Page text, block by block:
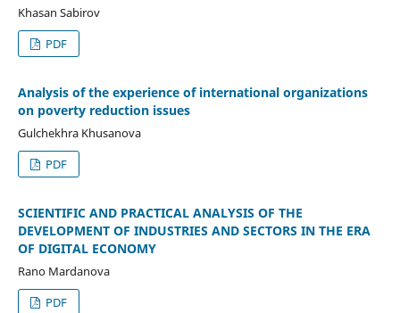
Khasan Sabirov
PDF
Analysis of the experience of international organizations
on poverty reduction issues
Gulchekhra Khusanova
PDF
SCIENTIFIC AND PRACTICAL ANALYSIS OF THE
DEVELOPMENT OF INDUSTRIES AND SECTORS IN THE ERA
OF DIGITAL ECONOMY
Rano Mardanova
PDF